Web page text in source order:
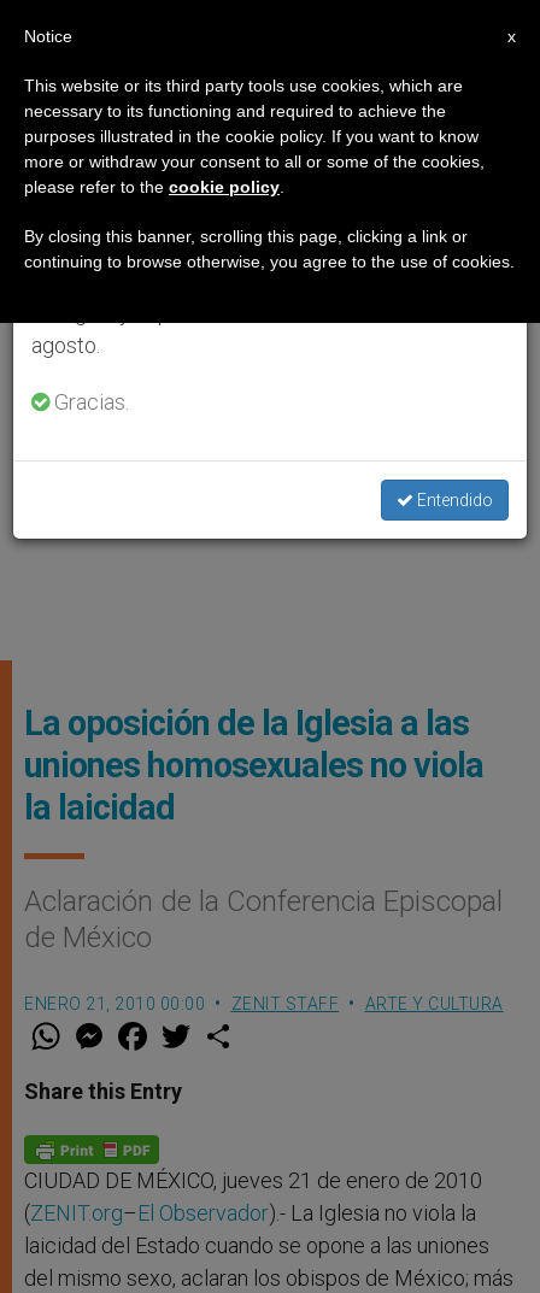
La oposición de la Iglesia a las
uniones homosexuales no viola
la laicidad
Aclaración de la Conferencia Episcopal
de México
ENERO 21, 2010 00:00 ZENIT STAFF ARTE Y CULTURA
W
t
s
p
p
M
e
s
e
g
e
r
F
a
e
b
o
k
w
Share this Entry
CIUDAD DE MÉXICO, jueves 21 de enero de 2010
(ZENIT.org–El Observador).- La Iglesia no viola la
laicidad del Estado cuando se opone a las uniones
del mismo sexo, aclaran los obispos de México; más
×
Aviso importante
Del 27 de julio al 7 de agosto haremos la pausa
anual, aprovechando que en el periodo de verano
se generan menos informaciones y también el
agosto.
Gracias.
Entendido
x
Notice
This website or its third party tools use cookies, which are
necessary to its functioning and required to achieve the
purposes illustrated in the cookie policy. If you want to know
more or withdraw your consent to all or some of the cookies,
please refer to the cookie policy
By closing this banner, scrolling this page, clicking a link or
continuing to browse otherwise, you agree to the use of cookies.